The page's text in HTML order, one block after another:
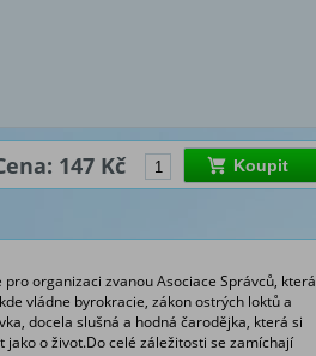
147 Kč Koupit
organizaci zvanou Asociace Správců, která
vládne byrokracie, zákon ostrých loktů a
docela slušná a hodná čarodějka, která si
o život.Do celé záležitosti se zamíchají